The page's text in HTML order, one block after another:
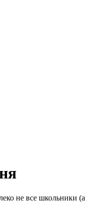
не все школьники (а